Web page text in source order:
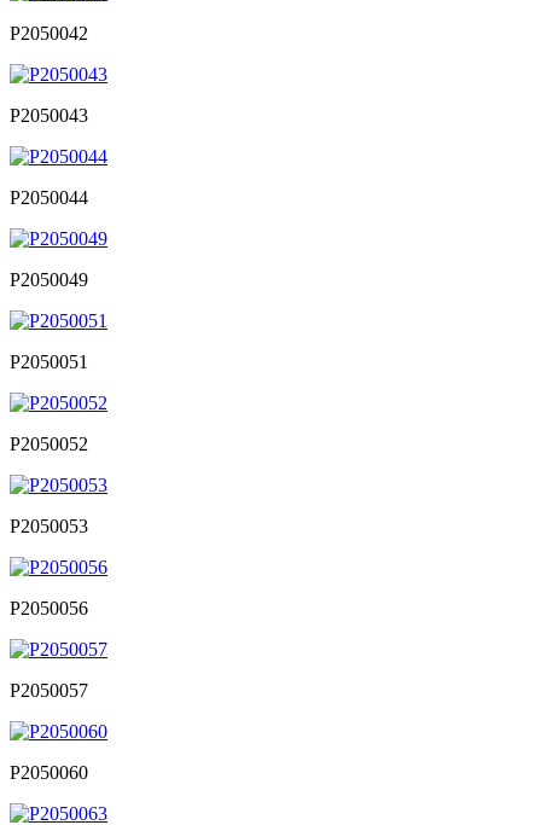
P2050042
P2050043
P2050044
P2050049
P2050051
P2050052
P2050053
P2050056
P2050057
P2050060